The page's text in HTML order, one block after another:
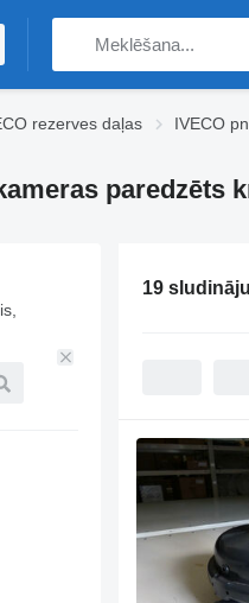
rezerves daļas IVECO
paredzēts
19